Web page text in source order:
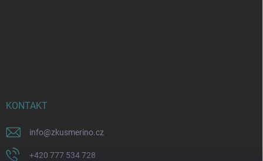
KONTAKT
info@zkusmerino.cz
+420 777 534 728